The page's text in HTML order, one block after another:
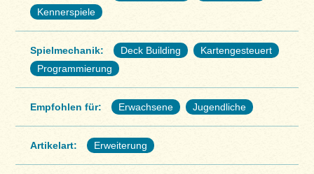
Kennerspiele
Spielmechanik: Deck Building
Kartengesteuert
Programmierung
Empfohlen für: Erwachsene Jugendliche
Artikelart: Erweiterung